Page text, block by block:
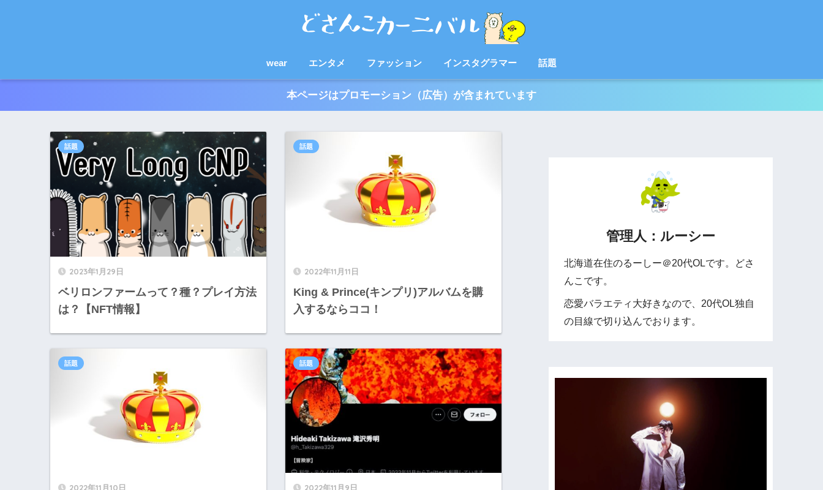
wear エンタメ ファッション インスタグラマー 話題
本ページはプロモーション（広告）が含まれています
2023年1月29日
ベリロンファームって？種？プレイ方法
は？【NFT情報】
話題
2022年11月11日
King & Prince(キンプリ)アルバムを購
入するならココ！
話題
2022年11月10日
話題
2022年11月9日
話題
管理人：ルーシー
北海道在住のるーしー＠20代OLです。どさ
んこです。
恋愛バラエティ大好きなので、20代OL独自
の目線で切り込んでおります。